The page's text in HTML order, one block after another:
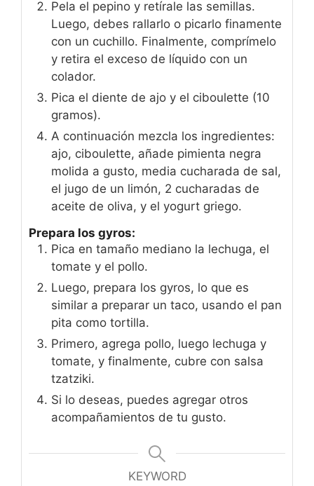
Pela el pepino y retírale las semillas.
Luego, debes rallarlo o picarlo finamente
con un cuchillo. Finalmente, comprímelo
y retira el exceso de líquido con un
colador.
Pica el diente de ajo y el ciboulette (10
gramos).
A continuación mezcla los ingredientes:
ajo, ciboulette, añade pimienta negra
molida a gusto, media cucharada de sal,
el jugo de un limón, 2 cucharadas de
aceite de oliva, y el yogurt griego.
Prepara los gyros:
Pica en tamaño mediano la lechuga, el
tomate y el pollo.
Luego, prepara los gyros, lo que es
similar a preparar un taco, usando el pan
pita como tortilla.
Primero, agrega pollo, luego lechuga y
tomate, y finalmente, cubre con salsa
tzatziki.
Si lo deseas, puedes agregar otros
acompañamientos de tu gusto.
KEYWORD